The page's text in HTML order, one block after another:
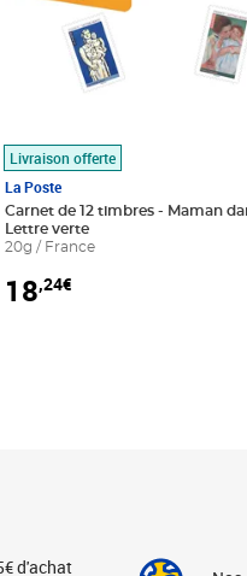
au panier
Livraison offerte
La Poste
Carnet de 12 timbres - Maman
Lettre verte
20g / France
18,24€
d'achat